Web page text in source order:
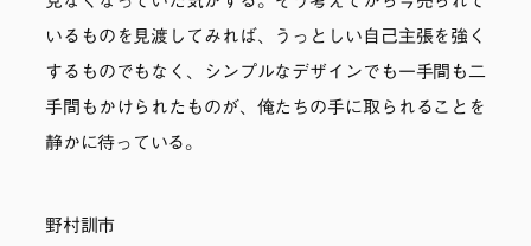
いるものを見渡してみれば、うっとしい自己主張を強く
するものでもなく、シンプルなデザインでも一手間も二
手間もかけられたものが、俺たちの手に取られることを
静かに待っている。
野村訓市